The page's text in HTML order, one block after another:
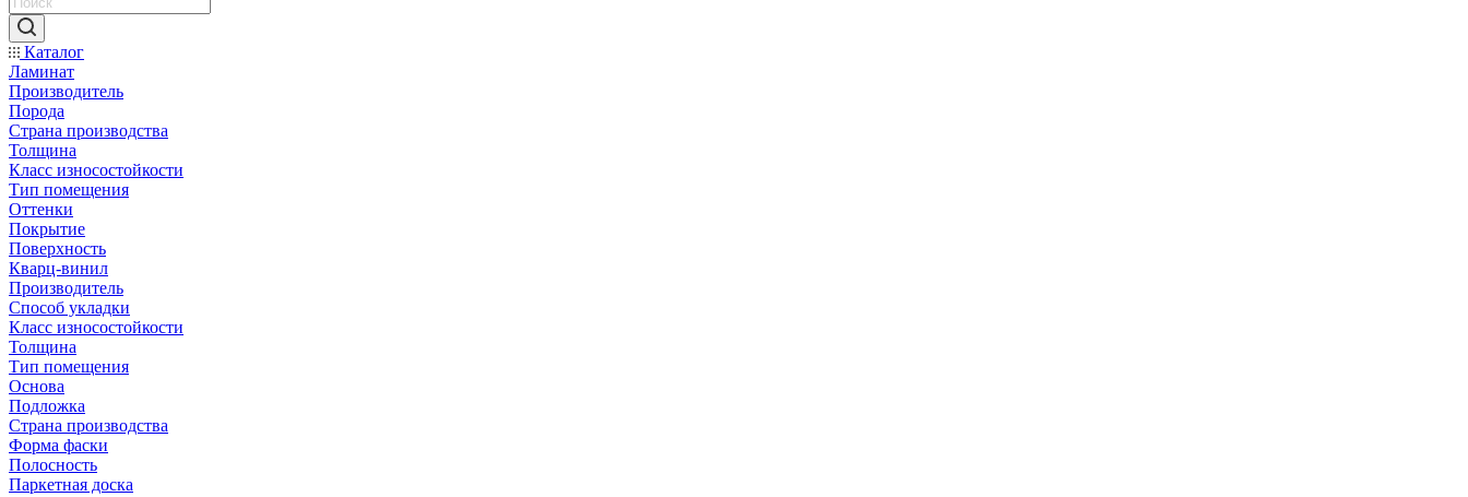
Каталог
Ламинат
Производитель
Порода
Страна производства
Толщина
Класс износостойкости
Тип помещения
Оттенки
Покрытие
Поверхность
Кварц-винил
Производитель
Способ укладки
Класс износостойкости
Толщина
Тип помещения
Основа
Подложка
Страна производства
Форма фаски
Полосность
Паркетная доска